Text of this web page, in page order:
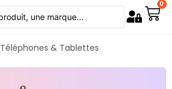
0
Téléphones & Tablettes